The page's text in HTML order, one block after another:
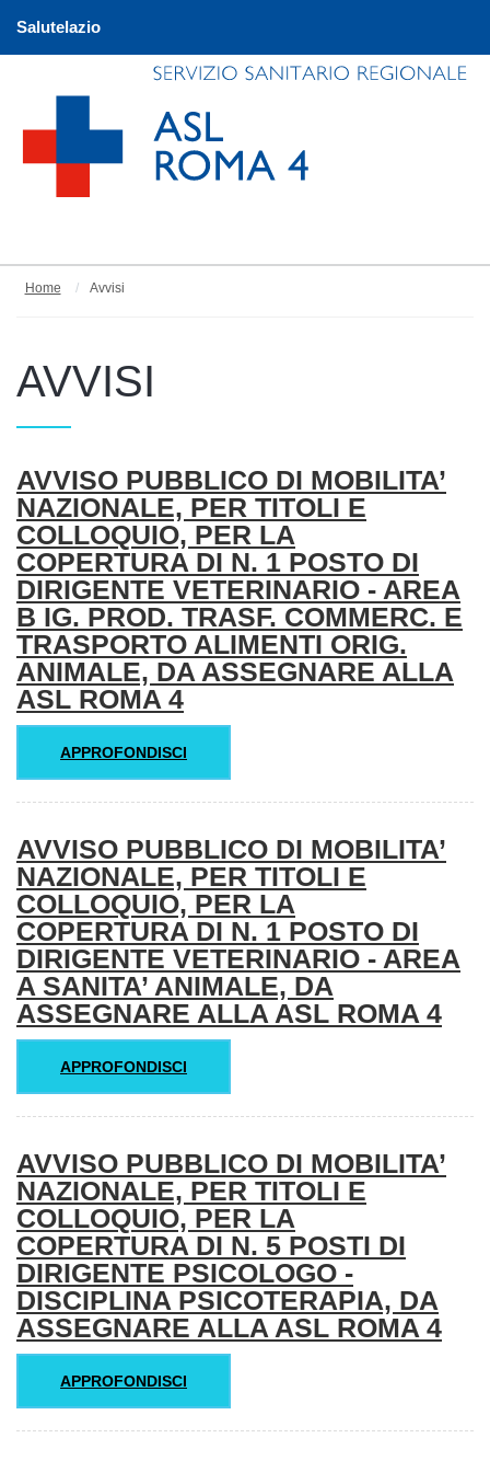
Salutelazio
Home Avvisi
AVVISI
Titolo
AVVISO PUBBLICO DI MOBILITA’
NAZIONALE, PER TITOLI E
COLLOQUIO, PER LA
COPERTURA DI N. 1 POSTO DI
DIRIGENTE VETERINARIO - AREA
B IG. PROD. TRASF. COMMERC. E
TRASPORTO ALIMENTI ORIG.
ANIMALE, DA ASSEGNARE ALLA
ASL ROMA 4
APPROFONDISCI
AVVISO PUBBLICO DI MOBILITA’
NAZIONALE, PER TITOLI E
COLLOQUIO, PER LA
COPERTURA DI N. 1 POSTO DI
DIRIGENTE VETERINARIO - AREA
A SANITA’ ANIMALE, DA
ASSEGNARE ALLA ASL ROMA 4
APPROFONDISCI
AVVISO PUBBLICO DI MOBILITA’
NAZIONALE, PER TITOLI E
COLLOQUIO, PER LA
COPERTURA DI N. 5 POSTI DI
DIRIGENTE PSICOLOGO -
DISCIPLINA PSICOTERAPIA, DA
ASSEGNARE ALLA ASL ROMA 4
APPROFONDISCI